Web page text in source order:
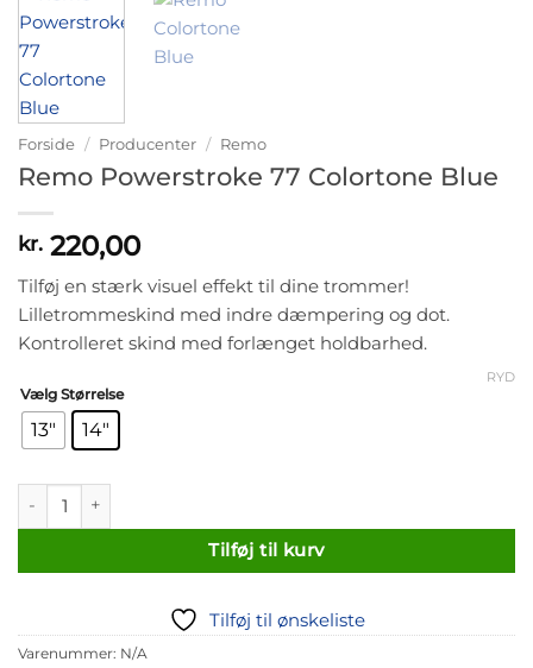
Forside / Producenter / Remo
Remo Powerstroke 77 Colortone Blue
kr. 220,00
Tilføj en stærk visuel effekt til dine trommer!
Lilletrommeskind med indre dæmpering og dot.
Kontrolleret skind med forlænget holdbarhed.
Vælg Størrelse
13" 14"
RYD
Tilføj til kurv
Tilføj til ønskeliste
Varenummer: N/A